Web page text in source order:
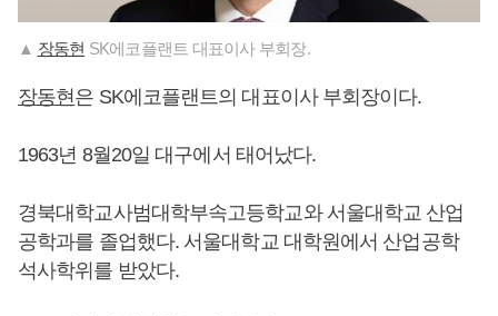
▲ 장동현 SK에코플랜트 대표이사 부회장.
장동현은 SK에코플랜트의 대표이사 부회장이다.
1963년 8월20일 대구에서 태어났다.
경북대학교사범대학부속고등학교와 서울대학교 산업
공학과를 졸업했다. 서울대학교 대학원에서 산업공학
석사학위를 받았다.